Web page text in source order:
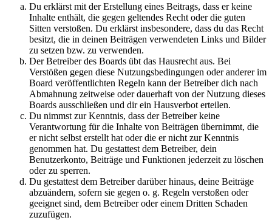
Du erklärst mit der Erstellung eines Beitrags, dass er keine
Inhalte enthält, die gegen geltendes Recht oder die guten
Sitten verstoßen. Du erklärst insbesondere, dass du das Recht
besitzt, die in deinen Beiträgen verwendeten Links und Bilder
zu setzen bzw. zu verwenden.
Der Betreiber des Boards übt das Hausrecht aus. Bei
Verstößen gegen diese Nutzungsbedingungen oder anderer im
Board veröffentlichten Regeln kann der Betreiber dich nach
Abmahnung zeitweise oder dauerhaft von der Nutzung dieses
Boards ausschließen und dir ein Hausverbot erteilen.
Du nimmst zur Kenntnis, dass der Betreiber keine
Verantwortung für die Inhalte von Beiträgen übernimmt, die
er nicht selbst erstellt hat oder die er nicht zur Kenntnis
genommen hat. Du gestattest dem Betreiber, dein
Benutzerkonto, Beiträge und Funktionen jederzeit zu löschen
oder zu sperren.
Du gestattest dem Betreiber darüber hinaus, deine Beiträge
abzuändern, sofern sie gegen o. g. Regeln verstoßen oder
geeignet sind, dem Betreiber oder einem Dritten Schaden
zuzufügen.